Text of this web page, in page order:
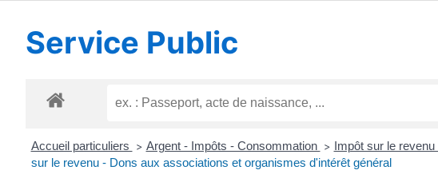
Service Public
Accueil particuliers > Argent - Impôts - Consommation > Impôt sur le
sur le revenu - Dons aux associations et organismes d'intérêt général